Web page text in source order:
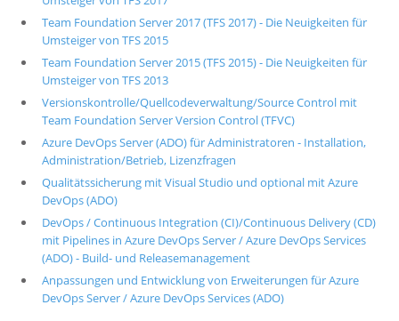
Team Foundation Server 2017 (TFS 2017) - Die Neuigkeiten für
Umsteiger von TFS 2015
Team Foundation Server 2015 (TFS 2015) - Die Neuigkeiten für
Umsteiger von TFS 2013
Versionskontrolle/Quellcodeverwaltung/Source Control mit
Team Foundation Server Version Control (TFVC)
Azure DevOps Server (ADO) für Administratoren - Installation,
Administration/Betrieb, Lizenzfragen
Qualitätssicherung mit Visual Studio und optional mit Azure
DevOps (ADO)
DevOps / Continuous Integration (CI)/Continuous Delivery (CD)
mit Pipelines in Azure DevOps Server / Azure DevOps Services
(ADO) - Build- und Releasemanagement
Anpassungen und Entwicklung von Erweiterungen für Azure
DevOps Server / Azure DevOps Services (ADO)